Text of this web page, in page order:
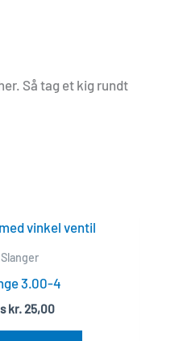
Så tag et kig rundt
Slanger
3.00-4
kr.25,00